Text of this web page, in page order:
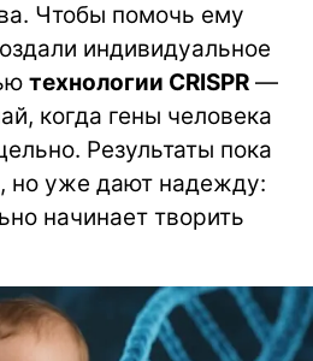
Чтобы помочь ему
индивидуальное
технологии CRISPR —
когда гены человека
Результаты пока
но уже дают надежду:
начинает творить